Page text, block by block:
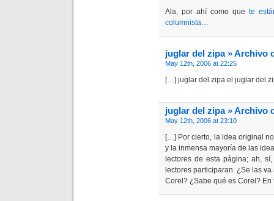
Ala, por ahí como que te
columnista…
juglar del zipa » Archivo
May 12th, 2006 at 22:25
[…] juglar del zipa el juglar del
juglar del zipa » Archivo
May 12th, 2006 at 23:10
[…] Por cierto, la idea original
y la inmensa mayoría de las
lectores de esta página; ah,
lectores participaran. ¿Se las
Corel? ¿Sabe qué es Corel?